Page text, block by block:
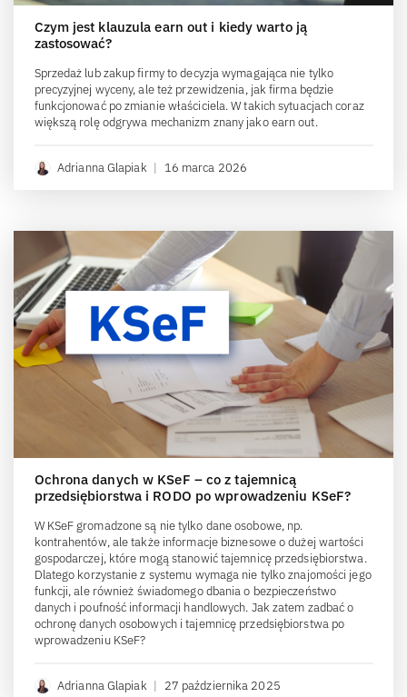
Czym jest klauzula earn out i kiedy warto ją
zastosować?
Sprzedaż lub zakup firmy to decyzja wymagająca nie tylko
precyzyjnej wyceny, ale też przewidzenia, jak firma będzie
funkcjonować po zmianie właściciela. W takich sytuacjach coraz
większą rolę odgrywa mechanizm znany jako earn out.
Adrianna Glapiak | 16 marca 2026
Ochrona danych w KSeF – co z tajemnicą
przedsiębiorstwa i RODO po wprowadzeniu KSeF?
W KSeF gromadzone są nie tylko dane osobowe, np.
kontrahentów, ale także informacje biznesowe o dużej wartości
gospodarczej, które mogą stanowić tajemnicę przedsiębiorstwa.
Dlatego korzystanie z systemu wymaga nie tylko znajomości jego
funkcji, ale również świadomego dbania o bezpieczeństwo
danych i poufność informacji handlowych. Jak zatem zadbać o
ochronę danych osobowych i tajemnicę przedsiębiorstwa po
wprowadzeniu KSeF?
Adrianna Glapiak | 27 października 2025